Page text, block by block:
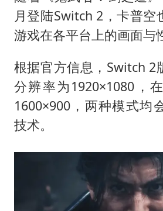
“还不如不
成都多趟
部分银行
下党之路
月登陆Switch 2，卡普空
游戏在各平台上的画面与
根据官方信息，Switch 2
分辨率为1920×1080，
1600×900，两种模式均
技术。